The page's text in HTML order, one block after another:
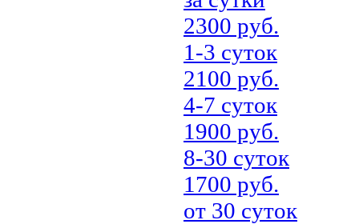
2300 руб.
1-3 суток
2100 руб.
4-7 суток
1900 руб.
8-30 суток
1700 руб.
от 30 суток